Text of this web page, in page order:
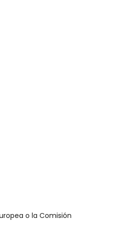
o la Comisión